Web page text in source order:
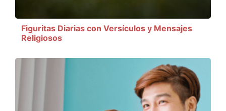
Figuritas Diarias con Versículos y Mensajes
Religiosos